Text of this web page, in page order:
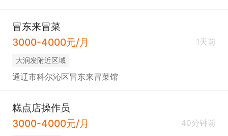
冒东来冒菜
3000-4000元/月
1天前
大润发附近区域
通辽市科尔沁区冒东来冒菜馆
糕点店操作员
3000-4000元/月
40分钟前